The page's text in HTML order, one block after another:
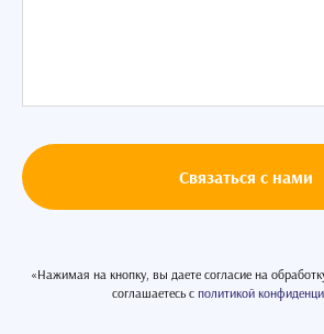
Связаться с нами
«Нажимая на кнопку, вы даете согласие на
соглашаетесь c политикой